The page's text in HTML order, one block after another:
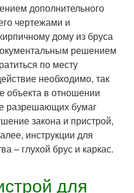
дополнительного
чертежами и
дому из бруса
решением
по месту
необходимо, так
объекта в отношении
разрешающих бумаг
закона и пристрой,
инструкции для
– глухой брус и каркас.
для